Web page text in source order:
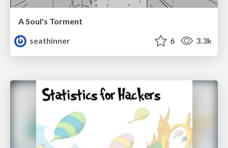
A Soul's Torment
seathinner
6 3.3k